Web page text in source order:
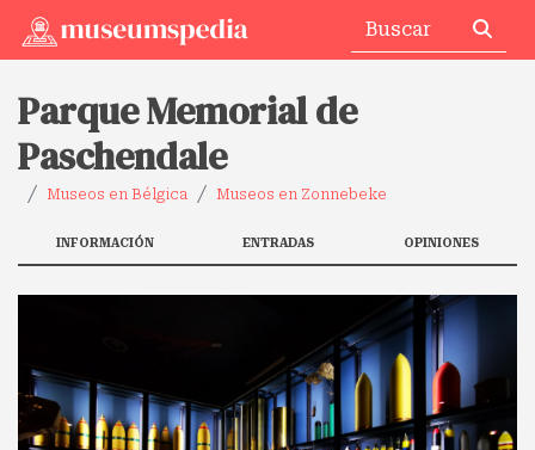
Parque Memorial de
Paschendale
Museos en Bélgica Museos en Zonnebeke
INFORMACIÓN ENTRADAS OPINIONES